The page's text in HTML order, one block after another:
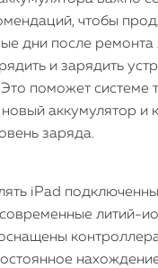
чтобы
дни после ремонта
и зарядить
поможет системе
аккумулятор и
заряда.
iPad
литий-